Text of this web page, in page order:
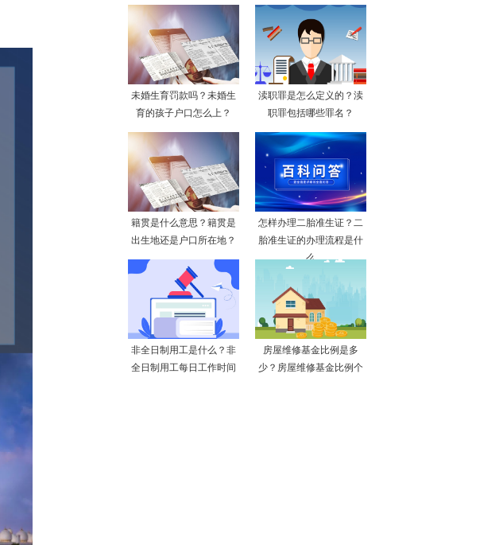
未婚生育罚款吗？未婚生
育的孩子户口怎么上？
渎职罪是怎么定义的？渎
职罪包括哪些罪名？
籍贯是什么意思？籍贯是
出生地还是户口所在地？
怎样办理二胎准生证？二
胎准生证的办理流程是什
么
非全日制用工是什么？非
全日制用工每日工作时间
房屋维修基金比例是多
少？房屋维修基金比例个